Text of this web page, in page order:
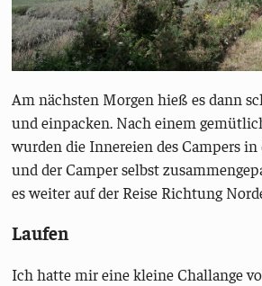
Am nächsten Morgen hieß es dann
und einpacken. Nach einem
wurden die Innereien des Campers
und der Camper selbst
es weiter auf der Reise Richtung
Laufen
Ich hatte mir eine kleine Challange